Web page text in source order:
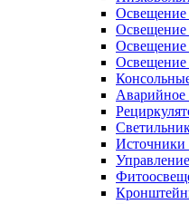
Освещение
Освещение
Освещение
Аварийное
Источники